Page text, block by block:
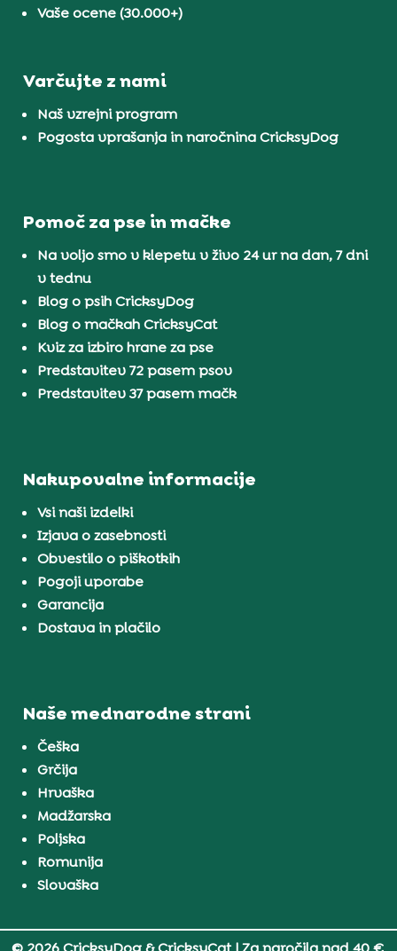
Vaše ocene (30.000+)
Varčujte z nami
Naš vzrejni program
Pogosta vprašanja in naročnina CricksyDog
Pomoč za pse in mačke
Na voljo smo v klepetu v živo 24 ur na dan, 7 dni
v tednu
Blog o psih CricksyDog
Blog o mačkah CricksyCat
Kviz za izbiro hrane za pse
Predstavitev 72 pasem psov
Predstavitev 37 pasem mačk
Nakupovalne informacije
Vsi naši izdelki
Izjava o zasebnosti
Obvestilo o piškotkih
Pogoji uporabe
Garancija
Dostava in plačilo
Naše mednarodne strani
Češka
Grčija
Hrvaška
Madžarska
Poljska
Romunija
Slovaška